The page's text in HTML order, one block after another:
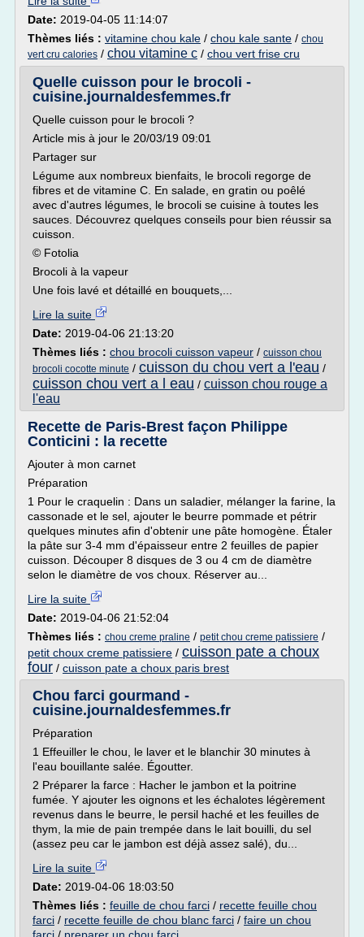
Date: 2019-04-05 11:14:07
Thèmes liés : vitamine chou kale / chou kale sante / chou
vert cru calories / chou vitamine c / chou vert frise cru
Quelle cuisson pour le brocoli -
cuisine.journaldesfemmes.fr
Quelle cuisson pour le brocoli ?
Article mis à jour le 20/03/19 09:01
Partager sur
Légume aux nombreux bienfaits, le brocoli regorge de
fibres et de vitamine C. En salade, en gratin ou poêlé
avec d'autres légumes, le brocoli se cuisine à toutes les
sauces. Découvrez quelques conseils pour bien réussir sa
cuisson.
© Fotolia
Brocoli à la vapeur
Une fois lavé et détaillé en bouquets,...
Lire la suite
Date: 2019-04-06 21:13:20
Thèmes liés : chou brocoli cuisson vapeur / cuisson chou
brocoli cocotte minute / cuisson du chou vert a l'eau /
cuisson chou vert a l eau / cuisson chou rouge a
l'eau
Recette de Paris-Brest façon Philippe
Conticini : la recette
Ajouter à mon carnet
Préparation
1 Pour le craquelin : Dans un saladier, mélanger la farine, la
cassonade et le sel, ajouter le beurre pommade et pétrir
quelques minutes afin d'obtenir une pâte homogène. Étaler
la pâte sur 3-4 mm d'épaisseur entre 2 feuilles de papier
cuisson. Découper 8 disques de 3 ou 4 cm de diamètre
selon le diamètre de vos choux. Réserver au...
Lire la suite
Date: 2019-04-06 21:52:04
Thèmes liés : chou creme praline / petit chou creme patissiere /
petit choux creme patissiere / cuisson pate a choux
four / cuisson pate a choux paris brest
Chou farci gourmand -
cuisine.journaldesfemmes.fr
Préparation
1 Effeuiller le chou, le laver et le blanchir 30 minutes à
l'eau bouillante salée. Égoutter.
2 Préparer la farce : Hacher le jambon et la poitrine
fumée. Y ajouter les oignons et les échalotes légèrement
revenus dans le beurre, le persil haché et les feuilles de
thym, la mie de pain trempée dans le lait bouilli, du sel
(assez peu car le jambon est déjà assez salé), du...
Lire la suite
Date: 2019-04-06 18:03:50
Thèmes liés : feuille de chou farci / recette feuille chou
farci / recette feuille de chou blanc farci / faire un chou